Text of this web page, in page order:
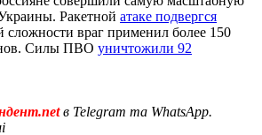
Ракетной атаке подвергся
сложности враг применил более 150
Силы ПВО уничтожили 92
в Telegram та WhatsApp.